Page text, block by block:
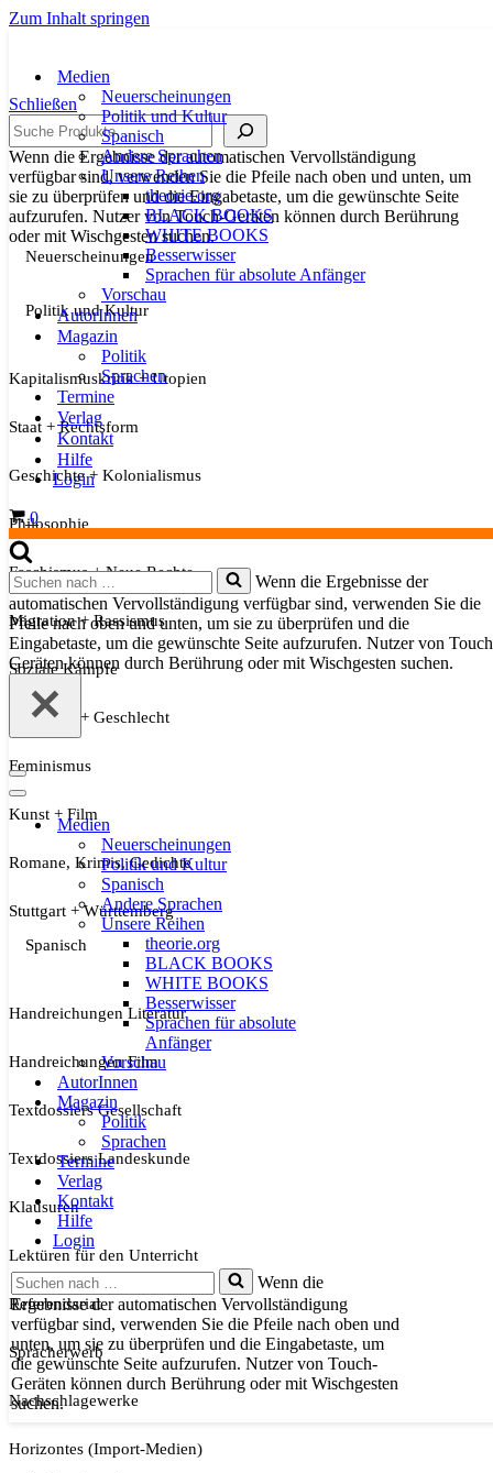
Zum Inhalt springen
Medien
Neuerscheinungen
Politik und Kultur
Spanisch
Andere Sprachen
Unsere Reihen
theorie.org
BLACK BOOKS
WHITE BOOKS
Besserwisser
Sprachen für absolute Anfänger
Vorschau
AutorInnen
Magazin
Politik
Sprachen
Termine
Verlag
Kontakt
Hilfe
Login
Warenkorb
0
Suchen
nach …
Wenn die Ergebnisse der
automatischen Vervollständigung verfügbar sind, verwenden Sie die
Pfeile nach oben und unten, um sie zu überprüfen und die
Eingabetaste, um die gewünschte Seite aufzurufen. Nutzer von
Geräten können durch Berührung oder mit Wischgesten suchen.
Navigationsmenü
Navigationsmenü
Medien
Neuerscheinungen
Politik und Kultur
Spanisch
Andere Sprachen
Unsere Reihen
theorie.org
BLACK BOOKS
WHITE BOOKS
Besserwisser
Sprachen für absolute
Anfänger
Vorschau
AutorInnen
Magazin
Politik
Sprachen
Termine
Verlag
Kontakt
Hilfe
Login
Suchen
nach …
Wenn die
Ergebnisse der automatischen Vervollständigung
verfügbar sind, verwenden Sie die Pfeile nach oben und
unten, um sie zu überprüfen und die Eingabetaste, um
die gewünschte Seite aufzurufen. Nutzer von Touch-
Geräten können durch Berührung oder mit Wischgesten
suchen.
Schließen
Suche
Wenn die Ergebnisse der automatischen Vervollständigung
verfügbar sind, verwenden Sie die Pfeile nach oben und unten, um
sie zu überprüfen und die Eingabetaste, um die gewünschte Seite
aufzurufen. Nutzer von Touch-Geräten können durch Berührung
oder mit Wischgesten suchen.
Neuerscheinungen
Politik und Kultur
Kapitalismuskritik + Utopien
Staat + Rechtsform
Geschichte + Kolonialismus
Philosophie
Faschismus + Neue Rechte
Migration + Rassismus
Soziale Kämpfe
Sexualität + Geschlecht
Feminismus
Kunst + Film
Romane, Krimis, Gedichte
Stuttgart + Württemberg
Spanisch
Handreichungen Literatur
Handreichungen Film
Textdossiers Gesellschaft
Textdossiers Landeskunde
Klausuren
Lektüren für den Unterricht
Referendariat
Spracherwerb
Nachschlagewerke
Horizontes (Import-Medien)